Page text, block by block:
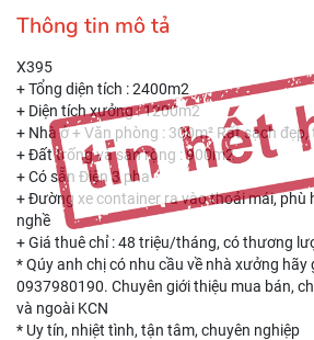
Thông tin mô tả
X395
+ Tổng diện tích : 2400m2
+ Diện tích xưởng : 1200m2
+ Nhà ở + Văn phòng : 300m² Rất sạch
+ Đất trống và sân rộng : 900m2
+ Có sẵn Điện 3 pha
+ Đường xe container ra vào thoải mái, phù
nghề
+ Giá thuê chỉ : 48 triệu/tháng, có thương
* Qúy anh chị có nhu cầu về nhà xưởng hãy
0937980190. Chuyên giới thiệu mua bán,
và ngoài KCN
* Uy tín, nhiệt tình, tận tâm, chuyên nghiệp